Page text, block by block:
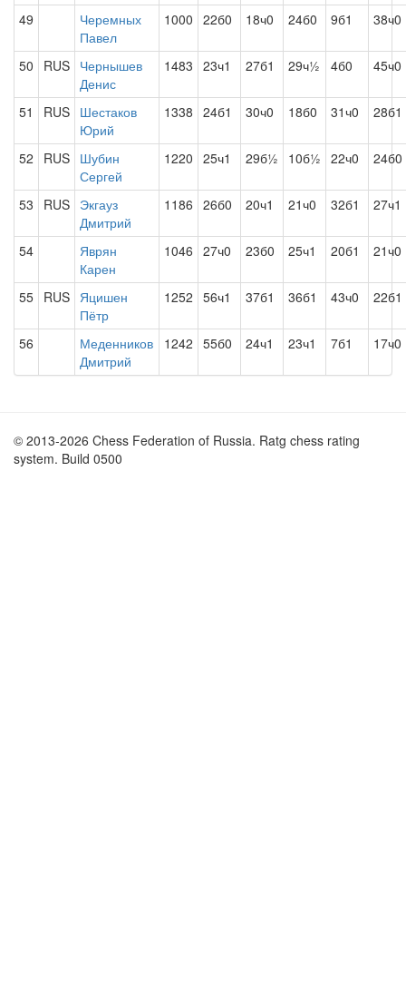
49
Черемных
Павел
1000 22б0 18ч0 24б0 9б1 38ч0
50 RUS Чернышев
Денис
1483 23ч1 27б1 29ч½ 4б0 45ч0
51 RUS Шестаков
Юрий
1338 24б1 30ч0 18б0 31ч0 28б1
52 RUS Шубин
Сергей
1220 25ч1 29б½ 10б½ 22ч0 24б0
53 RUS Экгауз
Дмитрий
1186 26б0 20ч1 21ч0 32б1 27ч1
54
Яврян
Карен
1046 27ч0 23б0 25ч1 20б1 21ч0
55 RUS Яцишен
Пётр
1252 56ч1 37б1 36б1 43ч0 22б1
56
Меденников
Дмитрий
1242 55б0 24ч1 23ч1 7б1 17ч0
© 2013-2026 Chess Federation of Russia. Ratg chess rating
system. Build 0500